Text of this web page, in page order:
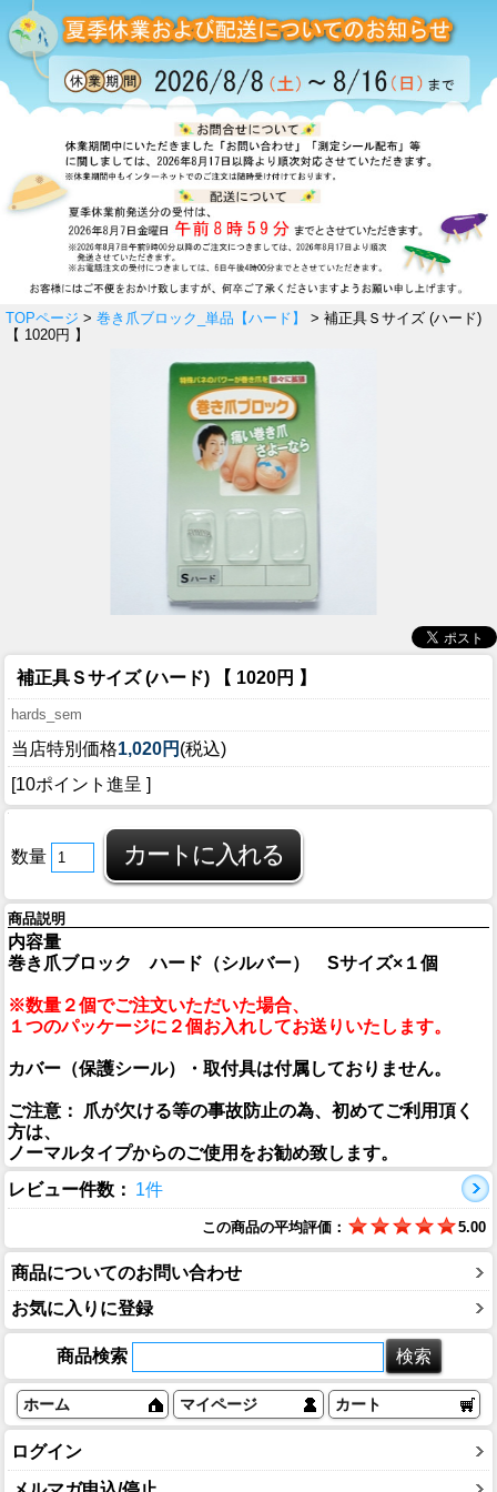
TOPページ > 巻き爪ブロック_単品【ハード】
> 補正具Ｓサイズ (ハード)
【 1020円 】
補正具Ｓサイズ (ハード) 【 1020円 】
hards_sem
当店特別価格1,020円 (税込)
[10ポイント進呈 ]
数量
商品説明
内容量
巻き爪ブロック ハード（シルバー） Sサイズ×１個
※数量２個でご注文いただいた場合、
１つのパッケージに２個お入れしてお送りいたします。
カバー（保護シール）・取付具は付属しておりません。
ご注意： 爪が欠ける等の事故防止の為、初めてご利用頂く
方は、
ノーマルタイプからのご使用をお勧め致します。
レビュー件数： 1件
この商品の平均評価： 5.00
商品についてのお問い合わせ
お気に入りに登録
商品検索
ホーム マイページ カート
ログイン